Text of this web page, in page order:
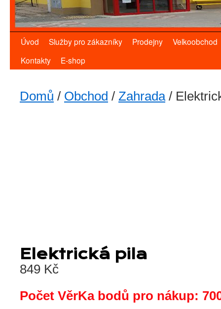
Úvod Služby pro zákazníky Prodejny
Velkoobchod
Kontakty
E-shop
Domů / Obchod / Zahrada/
Elektrická pila
849 Kč
Počet VěrKa bodů pro nákup: